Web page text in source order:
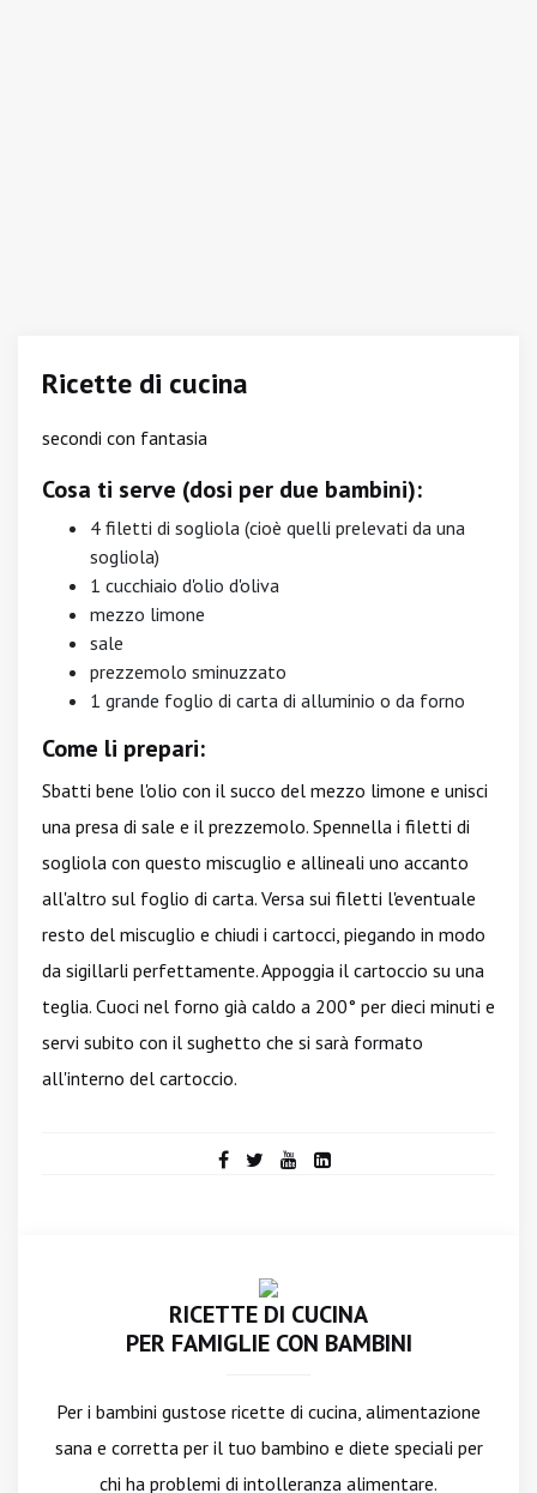
Ricette di cucina
secondi con fantasia
Cosa ti serve (dosi per due bambini):
4 filetti di sogliola (cioè quelli prelevati da una
sogliola)
1 cucchiaio d'olio d'oliva
mezzo limone
sale
prezzemolo sminuzzato
1 grande foglio di carta di alluminio o da forno
Come li prepari:
Sbatti bene l'olio con il succo del mezzo limone e unisci
una presa di sale e il prezzemolo. Spennella i filetti di
sogliola con questo miscuglio e allineali uno accanto
all'altro sul foglio di carta. Versa sui filetti l'eventuale
resto del miscuglio e chiudi i cartocci, piegando in modo
da sigillarli perfettamente. Appoggia il cartoccio su una
teglia. Cuoci nel forno già caldo a 200° per dieci minuti e
servi subito con il sughetto che si sarà formato
all'interno del cartoccio.
RICETTE DI CUCINA
PER FAMIGLIE CON BAMBINI
Per i bambini gustose ricette di cucina, alimentazione
sana e corretta per il tuo bambino e diete speciali per
chi ha problemi di intolleranza alimentare.